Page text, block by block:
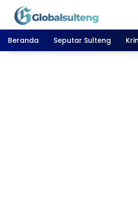
Langsung
konten
Beranda
Seputar Sulteng